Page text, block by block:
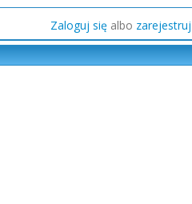
Zaloguj się albo zarejestruj